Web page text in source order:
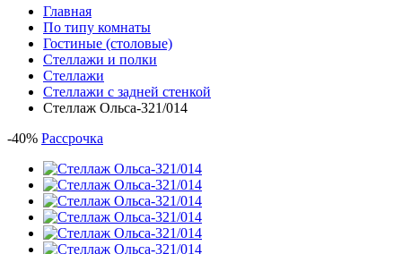
Главная
По типу комнаты
Гостиные (столовые)
Стеллажи и полки
Стеллажи
Стеллажи с задней стенкой
Стеллаж Ольса-321/014
-40% Рассрочка